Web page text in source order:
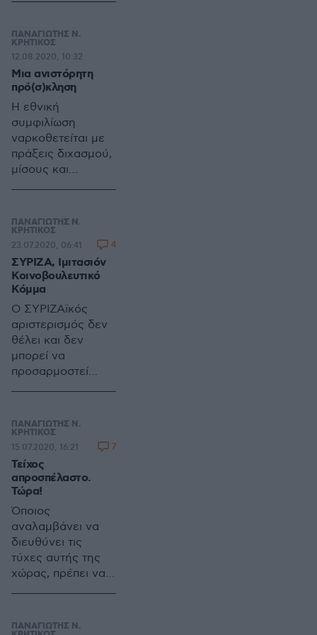
επεκτατικός και
επιθετικός
καθοδηγούμενος
από ένα
νεοσουλτάνο, τον
Ερντογάν, ο
οποίος έχει
επιβάλει στην
Τουρκία ένα
ολοκληρωτικό
ζήλευε ακόμη και
ο Χίτλερ;
ΠΑΝΑΓΙΩΤΗΣ Ν.
ΚΡΗΤΙΚΟΣ
Μια ανιστόρητη
πρό(σ)κληση
Η εθνική
συμφιλίωση
ναρκοθετείται με
πράξεις διχασμού,
μίσους και
αναδρομές από τις
δυνάμεις του
ΣΥΡΙΖΑ και
μάλιστα τις
νεότερες. Τις
άγευστες της
Ιστορίας. Την
εθνική συμφιλίωση
που υλοποίησε (ή
μήπως όχι;) ο
μεγάλος Ανδρέας
Παπανδρέου χάριν
εμφυλίου
πολέμου.
12.08.2020, 10:32
ΠΑΝΑΓΙΩΤΗΣ Ν.
ΚΡΗΤΙΚΟΣ
ΣΥΡΙΖΑ, Ιμιτασιόν
Κοινοβουλευτικό
Κόμμα
Ο ΣΥΡΙΖΑϊκός
αριστερισμός δεν
θέλει και δεν
μπορεί να
προσαρμοστεί
Δημοκρατίας.
Όταν φυσικά η
Κοινοβουλευτική
Δημοκρατία, δεν
αναθέτει στους
ΣΥΡΙΖΑίους,
κυβερνητικό ρόλο.
23.07.2020, 06:41 4
ΠΑΝΑΓΙΩΤΗΣ Ν.
ΚΡΗΤΙΚΟΣ
Τείχος
απροσπέλαστο.
Τώρα!
Όποιος
αναλαμβάνει να
διευθύνει τις
τύχες αυτής της
χώρας, πρέπει να
από τη
15.07.2020, 16:21 7
ΠΑΝΑΓΙΩΤΗΣ Ν.